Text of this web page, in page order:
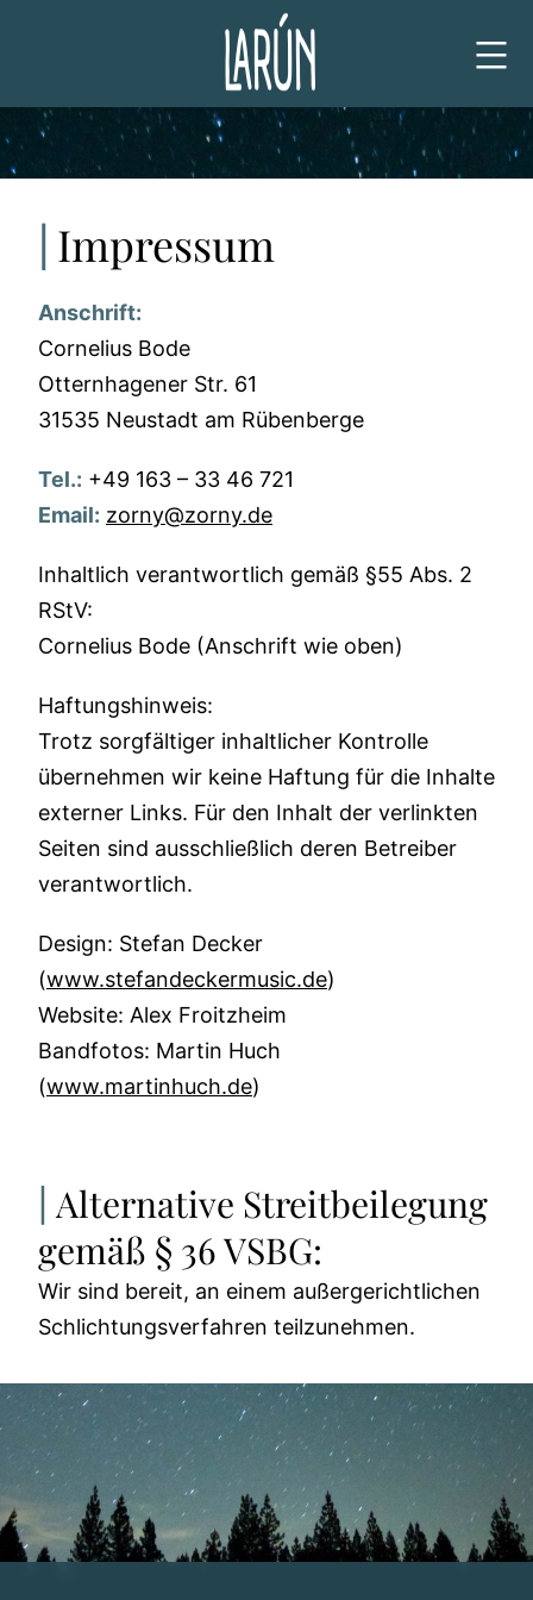
Impressum
Anschrift:
Cornelius Bode
Otternhagener Str. 61
31535 Neustadt am Rübenberge
Tel.: +49 163 – 33 46 721
Email: zorny@zorny.de
Inhaltlich verantwortlich gemäß §55 Abs. 2
RStV:
Cornelius Bode (Anschrift wie oben)
Haftungshinweis:
Trotz sorgfältiger inhaltlicher Kontrolle
übernehmen wir keine Haftung für die Inhalte
externer Links. Für den Inhalt der verlinkten
Seiten sind ausschließlich deren Betreiber
verantwortlich.
Design: Stefan Decker
(www.stefandeckermusic.de)
Website: Alex Froitzheim
Bandfotos: Martin Huch
(www.martinhuch.de)
Alternative Streitbeilegung
gemäß § 36 VSBG:
Wir sind bereit, an einem außergerichtlichen
Schlichtungsverfahren teilzunehmen.